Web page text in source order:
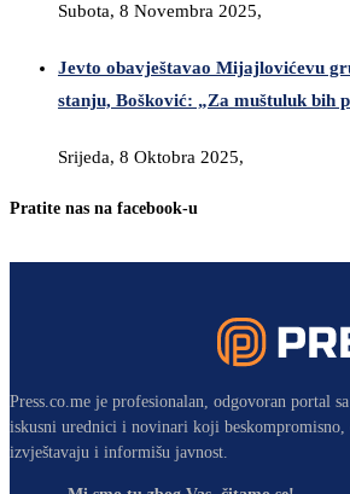
Subota, 8 Novembra 2025,
Jevto obavještavao Mijajlovićevu
stanju, Bošković: „Za muštuluk bih
Srijeda, 8 Oktobra 2025,
Pratite nas na facebook-u
Press.co.me je profesionalan, odgovoran portal
iskusni urednici i novinari koji beskompromisno,
izvještavaju i informišu javnost.